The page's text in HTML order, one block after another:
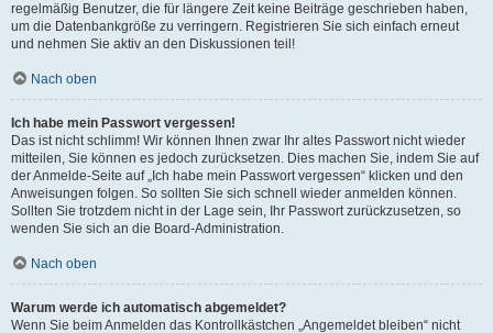
regelmäßig Benutzer, die für längere Zeit keine Beiträge geschrieben haben,
um die Datenbankgröße zu verringern. Registrieren Sie sich einfach erneut
und nehmen Sie aktiv an den Diskussionen teil!
Nach oben
Ich habe mein Passwort vergessen!
Das ist nicht schlimm! Wir können Ihnen zwar Ihr altes Passwort nicht wieder
mitteilen, Sie können es jedoch zurücksetzen. Dies machen Sie, indem Sie auf
der Anmelde-Seite auf „Ich habe mein Passwort vergessen“ klicken und den
Anweisungen folgen. So sollten Sie sich schnell wieder anmelden können.
Sollten Sie trotzdem nicht in der Lage sein, Ihr Passwort zurückzusetzen, so
wenden Sie sich an die Board-Administration.
Nach oben
Warum werde ich automatisch abgemeldet?
Wenn Sie beim Anmelden das Kontrollkästchen „Angemeldet bleiben“ nicht